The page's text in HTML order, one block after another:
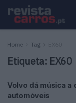
Home Tag EX60
Etiqueta: EX60
Volvo dá música a
automóveis